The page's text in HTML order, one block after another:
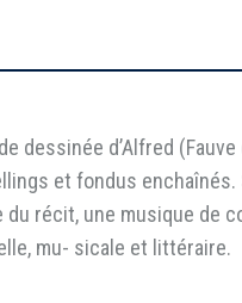
dessinée d’Alfred
et fondus
récit, une musique
mu- sicale et littéraire.